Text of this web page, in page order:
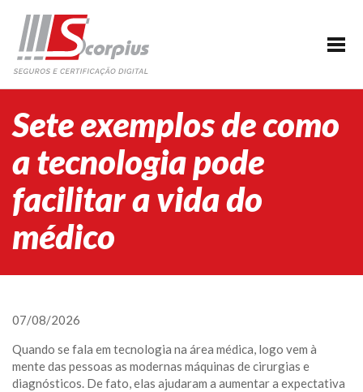
HOME
EMPRESA
AGENDAMENTO
SEGUROS
PARCERIAS
BLOG
Sete exemplos de como
a tecnologia pode
facilitar a vida do
médico
07/08/2026
Quando se fala em tecnologia na área médica, logo vem à
mente das pessoas as modernas máquinas de cirurgias e
diagnósticos. De fato, elas ajudaram a aumentar a expectativa